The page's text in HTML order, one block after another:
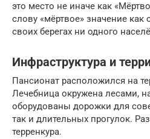
это место не иначе как
слову «мёртвое» значение
своих берегах ни одного
Инфраструктура и
Пансионат расположился на
Лечебница окружена лесами,
оборудованы дорожки для
так и длительных прогулок.
терренкура.